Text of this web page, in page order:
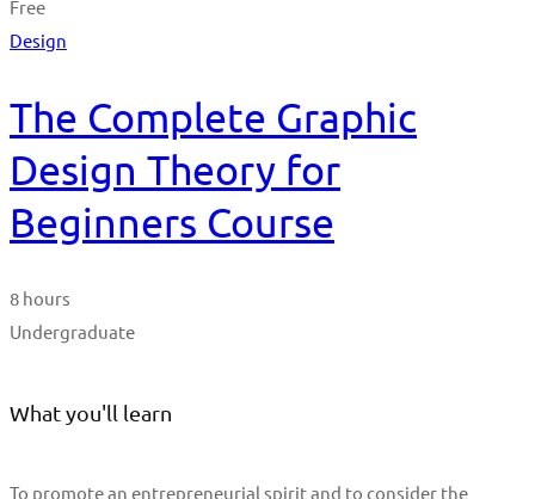
Free
Design
The Complete Graphic
Design Theory for
Beginners Course
8 hours
Undergraduate
What you'll learn
To promote an entrepreneurial spirit and to consider the